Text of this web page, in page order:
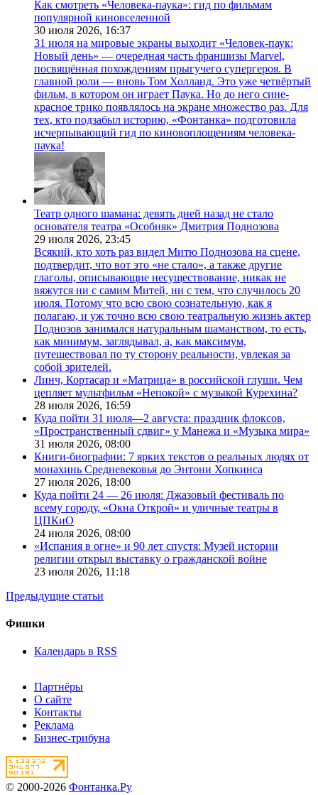
Как смотреть «Человека-паука»: гид по фильмам
популярной киновселенной
30 июля 2026, 16:37
31 июля на мировые экраны выходит «Человек-паук:
Новый день» — очередная часть франшизы Marvel,
посвящённая похождениям прыгучего супергероя. В
главной роли — вновь Том Холланд. Это уже четвёртый
фильм, в котором он играет Паука. Но до него сине-
красное трико появлялось на экране множество раз. Для
тех, кто подзабыл историю, «Фонтанка» подготовила
исчерпывающий гид по киновоплощениям человека-
паука!
Театр одного шамана: девять дней назад не стало
основателя театра «Особняк» Дмитрия Поднозова
29 июля 2026, 23:45
Всякий, кто хоть раз видел Митю Поднозова на сцене,
подтвердит, что вот это «не стало», а также другие
глаголы, описывающие несуществование, никак не
вяжутся ни с самим Митей, ни с тем, что случилось 20
июля. Потому что всю свою сознательную, как я
полагаю, и уж точно всю свою театральную жизнь актер
Поднозов занимался натуральным шаманством, то есть,
как минимум, заглядывал, а, как максимум,
путешествовал по ту сторону реальности, увлекая за
собой зрителей.
Линч, Кортасар и «Матрица» в российской глуши. Чем
цепляет мультфильм «Непокой» с музыкой Курехина?
28 июля 2026, 16:59
Куда пойти 31 июля—2 августа: праздник флоксов,
«Пространственный сдвиг» у Манежа и «Музыка мира»
31 июля 2026, 08:00
Книги-биографии: 7 ярких текстов о реальных людях от
монахинь Средневековья до Энтони Хопкинса
27 июля 2026, 18:00
Куда пойти 24 — 26 июля: Джазовый фестиваль по
всему городу, «Окна Открой» и уличные театры в
ЦПКиО
24 июля 2026, 08:00
«Испания в огне» и 90 лет спустя: Музей истории
религии открыл выставку о гражданской войне
23 июля 2026, 11:18
Предыдущие статьи
Фишки
Календарь в RSS
Партнёры
О сайте
Контакты
Реклама
Бизнес-трибуна
© 2000-2026 Фонтанка.Ру